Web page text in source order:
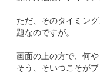
ただ、そのタイミン
題なのですが。
画面の上の方で、何
そう、そいつこそがプ